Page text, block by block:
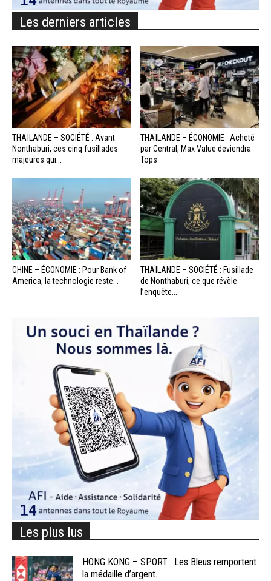
Les derniers articles
THAÏLANDE – SOCIÉTÉ : Avant
Nonthaburi, ces cinq fusillades
majeures qui...
THAÏLANDE – ÉCONOMIE : Acheté
par Central, Max Value deviendra
Tops
CHINE – ÉCONOMIE : Pour Bank of
America, la technologie reste...
THAÏLANDE – SOCIÉTÉ : Fusillade
de Nonthaburi, ce que révèle
l’enquête...
Les plus lus
HONG KONG – SPORT : Les Bleus remportent
la médaille d’argent...